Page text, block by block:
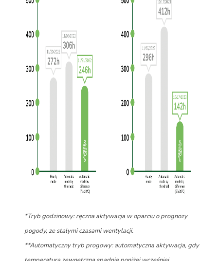
*Tryb godzinowy: ręczna aktywacja w oparciu o prognozy
pogody, ze stałymi czasami wentylacji.
**Automatyczny tryb progowy: automatyczna aktywacja, gdy